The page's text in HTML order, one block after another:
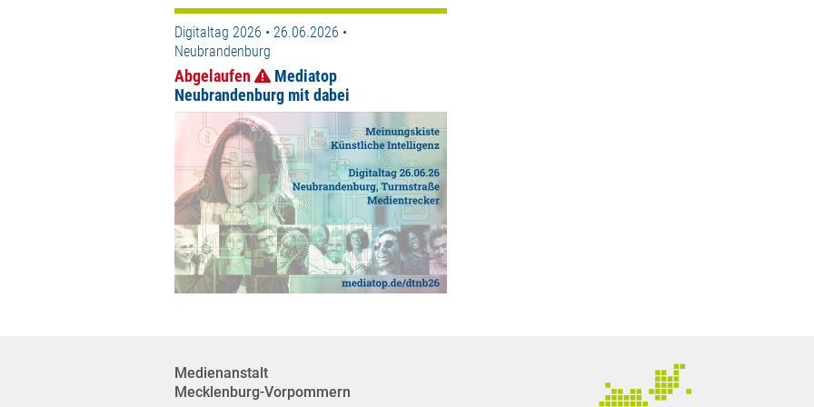
Digitaltag 2026 • 26.06.2026 •
Neubrandenburg
Abgelaufen
Mediatop
Neubrandenburg mit dabei
Medienanstalt
Mecklenburg-Vorpommern